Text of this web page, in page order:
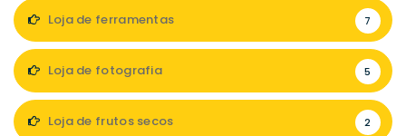
Loja de ferramentas 7
Loja de fotografia 5
Loja de frutos secos 2